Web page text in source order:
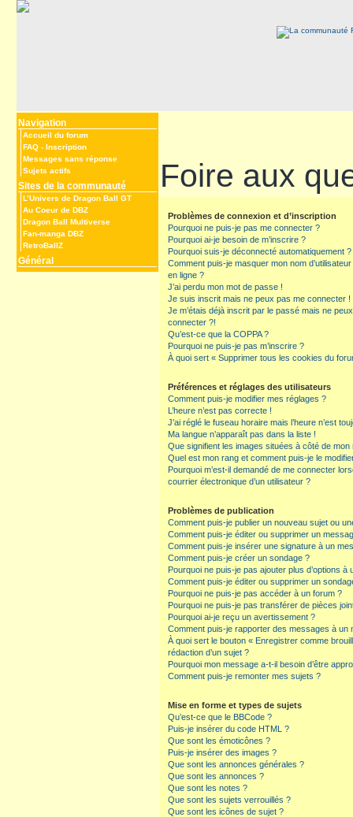
Navigation
Accueil du forum
FAQ - Inscription
Messages sans réponse
Sujets actifs
Sites de la communauté
L’Univers de Dragon Ball GT
Au Coeur de DBZ
Dragon Ball Multiverse
Fan-manga DBZ
RetroBallZ
Général
Foire aux
Problèmes de connexion et d’inscription
Pourquoi ne puis-je pas me connecter ?
Pourquoi ai-je besoin de m’inscrire ?
Pourquoi suis-je déconnecté automatiquement ?
Comment puis-je masquer mon nom
en ligne ?
J’ai perdu mon mot de passe !
Je suis inscrit mais ne peux pas me connecter !
Je m’étais déjà inscrit par le passé mais ne
connecter ?!
Qu’est-ce que la COPPA ?
Pourquoi ne puis-je pas m’inscrire ?
À quoi sert « Supprimer tous les cookies du
Préférences et réglages des utilisateurs
Comment puis-je modifier mes réglages ?
L’heure n’est pas correcte !
J’ai réglé le fuseau horaire mais l’heure n’est
Ma langue n’apparaît pas dans la liste !
Que signifient les images situées à côté de mon
Quel est mon rang et comment puis-je le
Pourquoi m’est-il demandé de me connecter
courrier électronique d’un utilisateur ?
Problèmes de publication
Comment puis-je publier un nouveau sujet ou
Comment puis-je éditer ou supprimer un
Comment puis-je insérer une signature à un
Comment puis-je créer un sondage ?
Pourquoi ne puis-je pas ajouter plus d’options à
Comment puis-je éditer ou supprimer un
Pourquoi ne puis-je pas accéder à un forum ?
Pourquoi ne puis-je pas transférer de pièces
Pourquoi ai-je reçu un avertissement ?
Comment puis-je rapporter des messages à un
À quoi sert le bouton « Enregistrer comme
rédaction d’un sujet ?
Pourquoi mon message a-t-il besoin d’être
Comment puis-je remonter mes sujets ?
Mise en forme et types de sujets
Qu’est-ce que le BBCode ?
Puis-je insérer du code HTML ?
Que sont les émoticônes ?
Puis-je insérer des images ?
Que sont les annonces générales ?
Que sont les annonces ?
Que sont les notes ?
Que sont les sujets verrouillés ?
Que sont les icônes de sujet ?